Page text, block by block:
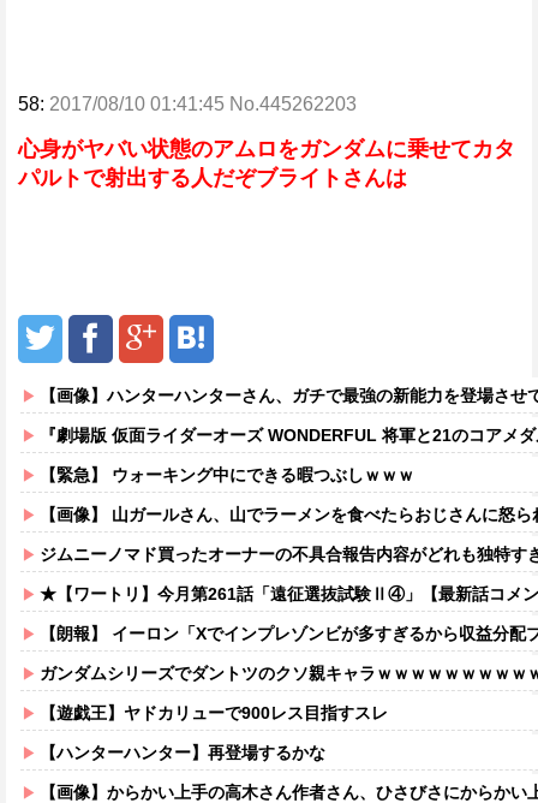
58: 2017/08/10 01:41:45 No.445262203
心身がヤバい状態のアムロをガンダムに乗せてカタ
パルトで射出する人だぞブライトさんは
【画像】ハンターハンターさん、ガチで最強の新能力を登場させ
『劇場版 仮面ライダーオーズ WONDERFUL 将軍と21のコアメダル』が 東映特撮
【緊急】 ウォーキング中にできる暇つぶしｗｗｗ
【画像】 山ガールさん、山でラーメンを食べたらおじさんに怒
ジムニーノマド買ったオーナーの不具合報告内容がどれも独特
★【ワートリ】今月第261話「遠征選抜試験Ⅱ④」【最新話コメ
【朗報】 イーロン「Xでインプレゾンビが多すぎるから収益分配
ガンダムシリーズでダントツのクソ親キャラｗｗｗｗｗｗｗｗｗ
【遊戯王】ヤドカリューで900レス目指すスレ
【ハンターハンター】再登場するかな
【画像】からかい上手の高木さん作者さん、ひさびさにからかい上手の高木